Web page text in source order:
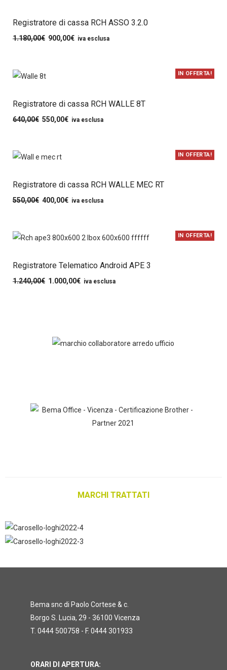
Registratore di cassa RCH ASSO 3.2.0
1.180,00€ 900,00€ iva esclusa
IN OFFERTA!
Registratore di cassa RCH WALLE 8T
640,00€ 550,00€ iva esclusa
IN OFFERTA!
Registratore di cassa RCH WALLE MEC RT
550,00€ 400,00€ iva esclusa
IN OFFERTA!
Registratore Telematico Android APE 3
1.240,00€ 1.000,00€ iva esclusa
MARCHI TRATTATI
Bema snc di Paolo Cortese & c.
Borgo S. Lucia, 29 - 36100 Vicenza
T. 0444 500758 - F. 0444 301933
ORARI DI APERTURA: